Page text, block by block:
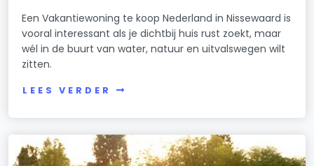
Een Vakantiewoning te koop Nederland in Nissewaard is
vooral interessant als je dichtbij huis rust zoekt, maar
wél in de buurt van water, natuur en uitvalswegen wilt
zitten.
LEES VERDER